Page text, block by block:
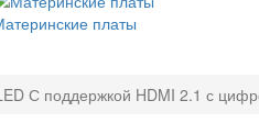
платы
С поддержкой HDMI 2.1 с